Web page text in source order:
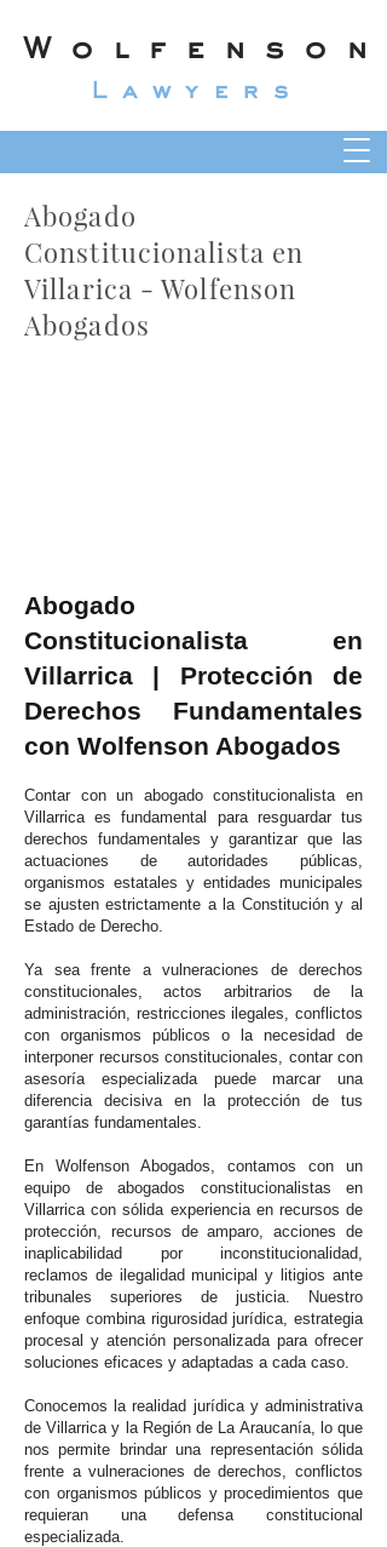
Wolfenson
Lawyers
Abogado
Constitucionalista en
Villarica - Wolfenson
Abogados
Abogado
Constitucionalista en
Villarrica | Protección de
Derechos Fundamentales
con Wolfenson Abogados
Contar con un abogado constitucionalista en
Villarrica es fundamental para resguardar tus
derechos fundamentales y garantizar que las
actuaciones de autoridades públicas,
organismos estatales y entidades municipales
se ajusten estrictamente a la Constitución y al
Estado de Derecho.
Ya sea frente a vulneraciones de derechos
constitucionales, actos arbitrarios de la
administración, restricciones ilegales, conflictos
con organismos públicos o la necesidad de
interponer recursos constitucionales, contar con
asesoría especializada puede marcar una
diferencia decisiva en la protección de tus
garantías fundamentales.
En Wolfenson Abogados, contamos con un
equipo de abogados constitucionalistas en
Villarrica con sólida experiencia en recursos de
protección, recursos de amparo, acciones de
inaplicabilidad por inconstitucionalidad,
reclamos de ilegalidad municipal y litigios ante
tribunales superiores de justicia. Nuestro
enfoque combina rigurosidad jurídica, estrategia
procesal y atención personalizada para ofrecer
soluciones eficaces y adaptadas a cada caso.
Conocemos la realidad jurídica y administrativa
de Villarrica y la Región de La Araucanía, lo que
nos permite brindar una representación sólida
frente a vulneraciones de derechos, conflictos
con organismos públicos y procedimientos que
requieran una defensa constitucional
especializada.